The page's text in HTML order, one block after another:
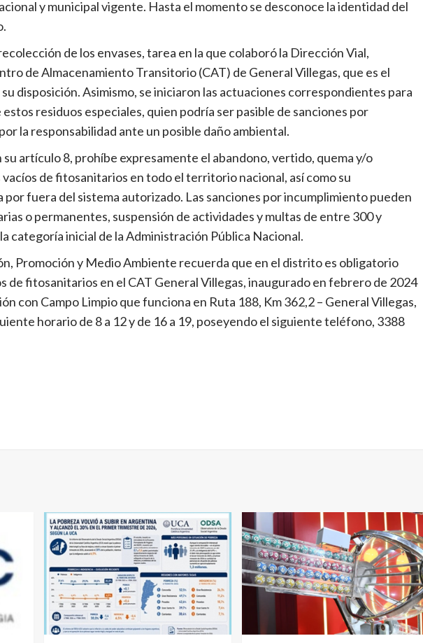
y municipal vigente. Hasta el momento se desconoce la identidad del
de los envases, tarea en la que colaboró la Dirección Vial,
de Almacenamiento Transitorio (CAT) de General Villegas, que es el
disposición. Asimismo, se iniciaron las actuaciones correspondientes para
residuos especiales, quien podría ser pasible de sanciones por
la responsabilidad ante un posible daño ambiental.
su artículo 8, prohíbe expresamente el abandono, vertido, quema y/o
de fitosanitarios en todo el territorio nacional, así como su
fuera del sistema autorizado. Las sanciones por incumplimiento pueden
o permanentes, suspensión de actividades y multas de entre 300 y
categoría inicial de la Administración Pública Nacional.
Promoción y Medio Ambiente recuerda que en el distrito es obligatorio
de fitosanitarios en el CAT General Villegas, inaugurado en febrero de 2024
con Campo Limpio que funciona en Ruta 188, Km 362,2 – General Villegas,
horario de 8 a 12 y de 16 a 19, poseyendo el siguiente teléfono, 3388